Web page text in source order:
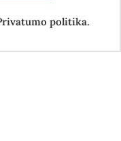
politika.